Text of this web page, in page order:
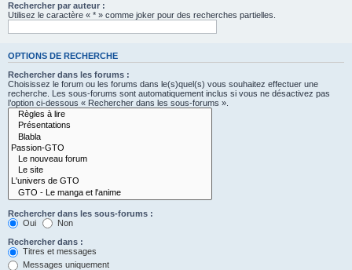
Rechercher par auteur :
Utilisez le caractère « * » comme joker pour des recherches partielles.
OPTIONS DE RECHERCHE
Rechercher dans les forums :
Choisissez le forum ou les forums dans le(s)quel(s) vous souhaitez effectuer une
recherche. Les sous-forums sont automatiquement inclus si vous ne désactivez pas
l’option ci-dessous « Rechercher dans les sous-forums ».
Rechercher dans les sous-forums :
Oui
Non
Rechercher dans :
Titres et messages
Messages uniquement